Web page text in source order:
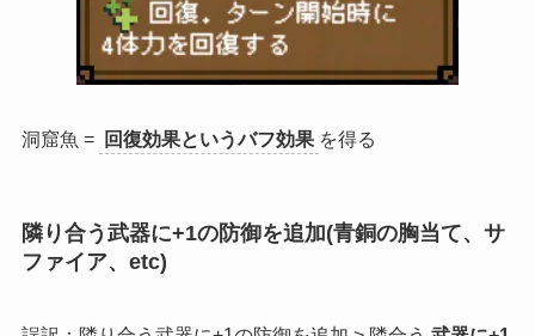
洞窟魚 = 回復効果というバフ効果 を得る
隣り合う武器に+1の防御を追加(青銅の胸当て、サ
ファイア、etc)